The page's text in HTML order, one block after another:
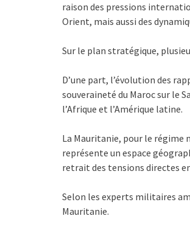
raison des pressions
Orient, mais aussi des
Sur le plan stratégique,
D’une part, l’évolution des
souveraineté du Maroc sur le
l’Afrique et l’Amérique latine.
La Mauritanie, pour le
représente un espace
retrait des tensions directes
Selon les experts militaires
Mauritanie.